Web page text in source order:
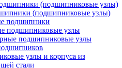
(подшипниковые узлы)
подшипники
подшипниковые узлы
подшипниковые узлы
узлы и корпуса из
стали